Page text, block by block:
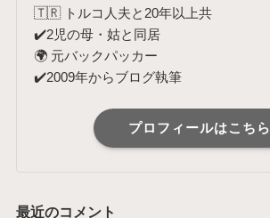
🇹🇷 トルコ人夫と20年以上共
✔️2児の母・姑と同居
🌍 元バックパッカー
✔️2009年からブログ執筆
プロフィールはこちら
最近のコメント